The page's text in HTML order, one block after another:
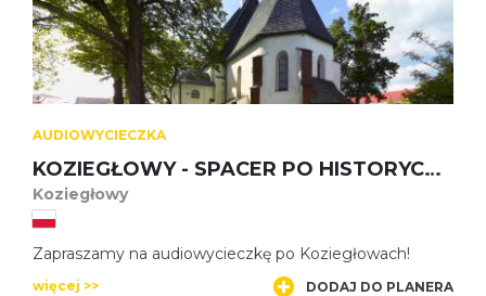
AUDIOWYCIECZKA
KOZIEGŁOWY - SPACER PO HISTORYCZNYM CENTRUM MIASTA
Koziegłowy
Zapraszamy na audiowycieczkę po Koziegłowach!
więcej >> DODAJ DO PLANERA